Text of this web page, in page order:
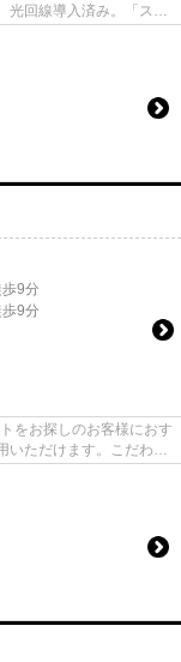
光回線導入済み。「スカ
歩9分
歩9分
をお探しのお客様におす
いただけます。こだわり